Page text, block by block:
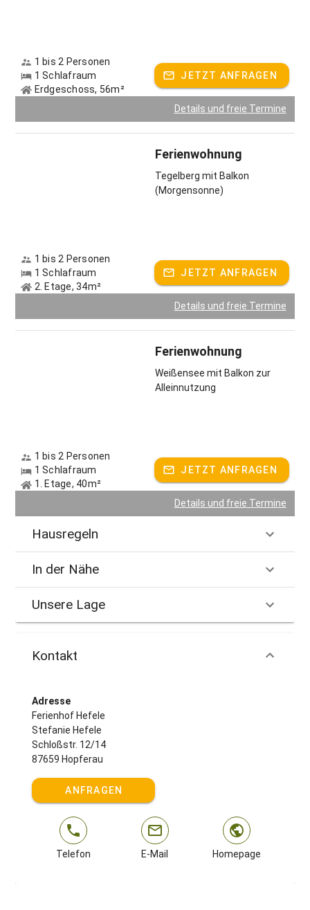
1 bis 2 Personen
1 Schlafraum
Erdgeschoss, 56m²
JETZT ANFRAGEN
Details und freie Termine
Ferienwohnung
Tegelberg mit Balkon
(Morgensonne)
1 bis 2 Personen
1 Schlafraum
2. Etage, 34m²
JETZT ANFRAGEN
Details und freie Termine
Ferienwohnung
Weißensee mit Balkon zur
Alleinnutzung
1 bis 2 Personen
1 Schlafraum
1. Etage, 40m²
JETZT ANFRAGEN
Details und freie Termine
Hausregeln
In der Nähe
Unsere Lage
Kontakt
Adresse
Ferienhof Hefele
Stefanie Hefele
Schloßstr. 12/14
87659 Hopferau
ANFRAGEN
Telefon E-Mail Homepage